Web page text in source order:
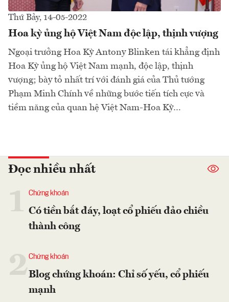
Thứ Bảy, 14-05-2022
Hoa kỳ ủng hộ Việt Nam độc lập, thịnh vượng
Ngoại trưởng Hoa Kỳ Antony Blinken tái khẳng định
Hoa Kỳ ủng hộ Việt Nam mạnh, độc lập, thịnh
vượng; bày tỏ nhất trí với đánh giá của Thủ tướng
Phạm Minh Chính về những bước tiến tích cực và
tiềm năng của quan hệ Việt Nam-Hoa Kỳ…
Đọc nhiều nhất
Chứng khoán
Có tiền bắt đáy, loạt cổ phiếu đảo chiều
thành công
2Chứng khoán
Blog chứng khoán: Chỉ số yếu, cổ phiếu
mạnh